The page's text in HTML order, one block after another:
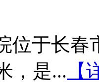
位于长春
，是... 【